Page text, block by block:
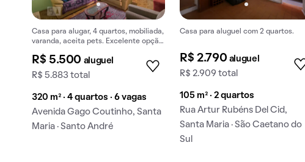
Casa para alugar, 4 quartos, mobiliada,
varanda, aceita pets. Excelente opção
R$ 5.500 aluguel
R$ 5.883 total
320 m² · 4 quartos · 6 vagas
Avenida Gago Coutinho, Santa
Maria · Santo André
Casa para aluguel com 2 quartos.
R$ 2.790 aluguel
R$ 2.909 total
105 m² · 2 quartos
Rua Artur Rubéns Del Cid,
Santa Maria · São Caetano do
Sul